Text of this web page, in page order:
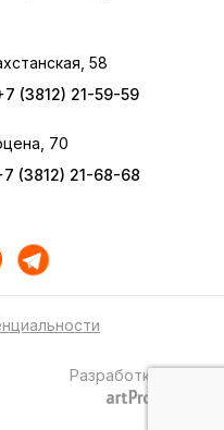
58
(3812) 21-59-59
70
(3812) 21-68-68
Разработка сайта